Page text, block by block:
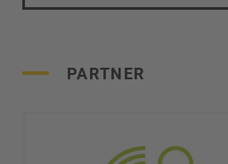
PARTNER